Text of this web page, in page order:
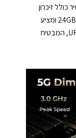
כולל זיכרון
RAM בנפח 12GB עם אפשרות הרחבה ל-24GB ומציע
אחסון פנימי של 512GB בטכנולוגיית UFS 3.1, המבטיח